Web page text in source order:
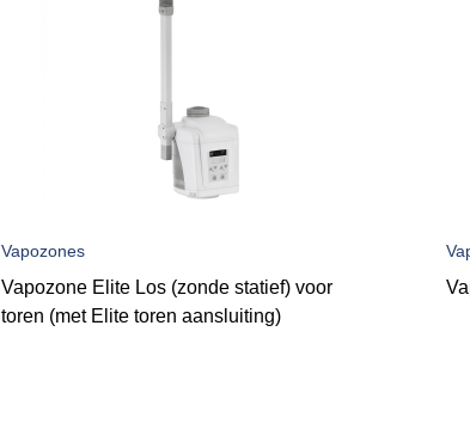
Vapozones
Vapozone Elite Los (zonde statief) voor
toren (met Elite toren aansluiting)